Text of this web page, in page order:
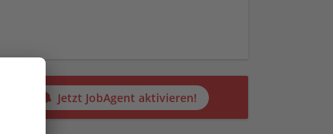
Jetzt JobAgent aktivieren!